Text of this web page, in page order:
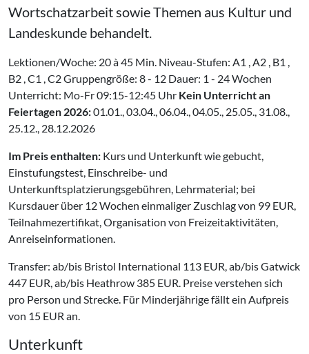
Wortschatzarbeit sowie Themen aus Kultur und
Landeskunde behandelt.
Lektionen/Woche: 20 à 45 Min. Niveau-Stufen: A1 , A2 , B1 ,
B2 , C1 , C2 Gruppengröße: 8 - 12 Dauer: 1 - 24 Wochen
Unterricht: Mo-Fr 09:15-12:45 Uhr Kein Unterricht an
Feiertagen 2026:01.01., 03.04., 06.04., 04.05., 25.05., 31.08.,
25.12., 28.12.2026
Im Preis enthalten: Kurs und Unterkunft wie gebucht,
Einstufungstest, Einschreibe- und
Unterkunftsplatzierungsgebühren, Lehrmaterial; bei
Kursdauer über 12 Wochen einmaliger Zuschlag von 99 EUR,
Teilnahmezertifikat, Organisation von Freizeitaktivitäten,
Anreiseinformationen.
Transfer: ab/bis Bristol International 113 EUR, ab/bis Gatwick
447 EUR, ab/bis Heathrow 385 EUR. Preise verstehen sich
pro Person und Strecke. Für Minderjährige fällt ein Aufpreis
von 15 EUR an.
Unterkunft